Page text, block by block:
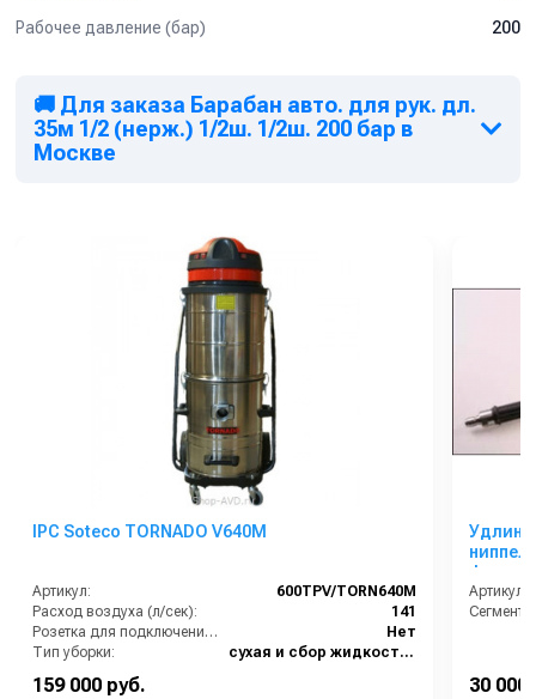
Рабочее давление (бар)
200
🚚 Для заказа Барабан авто. для рук. дл.
35м 1/2 (нерж.) 1/2ш. 1/2ш. 200 бар в
Москве
IPC Soteco TORNADO V640M
Артикул:
600TPV/TORN640M
Расход воздуха (л/сек):
141
Розетка для подключения инструмента:
Нет
Тип уборки:
сухая и сбор жидкостей
159 000 руб.
Артикул:
Сегмент:
30 000